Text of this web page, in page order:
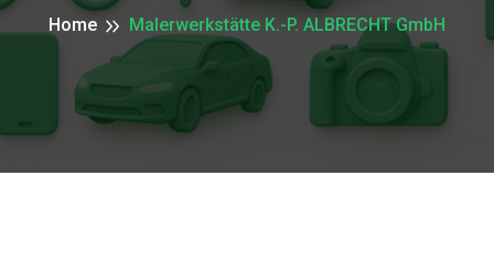
Home Malerwerkstätte K.-P. ALBRECHT GmbH